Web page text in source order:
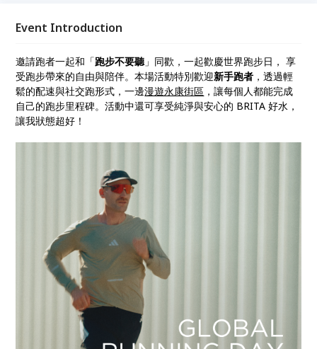
Event Introduction
邀請跑者一起和「跑步不要聽」同歡，一起歡慶世界跑步日， 享
受跑步帶來的自由與陪伴。本場活動特別歡迎新手跑者 ，透過輕
鬆的配速與社交跑形式，一邊漫遊永康街區 ，讓每個人都能完成
自己的跑步里程碑。活動中還可享受純淨與安心的 BRITA 好水，
讓我狀態超好！